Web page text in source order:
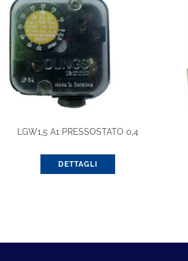
LGW1,5 A1 PRESSOSTATO 0,4
DETTAGLI